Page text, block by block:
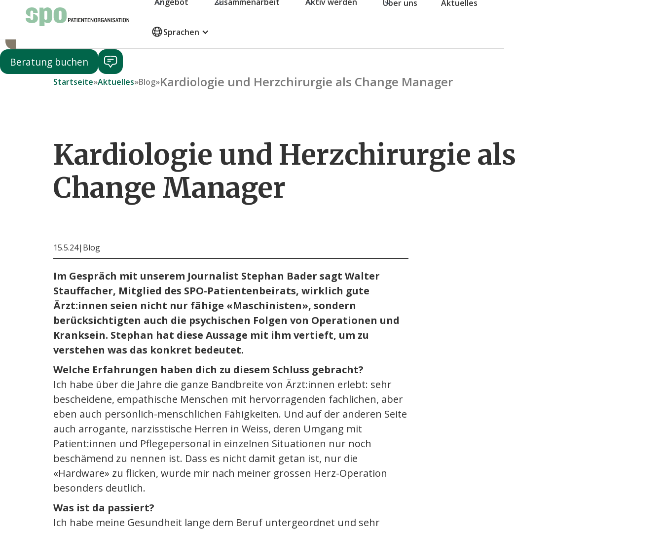
Über uns Aktuelles
Sprachen
Startseite»Aktuelles»Blog»Kardiologie und Herzchirurgie als Change Manager
Kardiologie und Herzchirurgie als
Change Manager
15.5.24| Blog
Im Gespräch mit unserem Journalist Stephan Bader sagt Walter
Stauffacher, Mitglied des SPO-Patientenbeirats, wirklich gute
Ärzt:innen seien nicht nur fähige «Maschinisten», sondern
berücksichtigten auch die psychischen Folgen von Operationen und
Kranksein. Stephan hat diese Aussage mit ihm vertieft, um zu
verstehen was das konkret bedeutet.
Welche Erfahrungen haben dich zu diesem Schluss gebracht?
Ich habe über die Jahre die ganze Bandbreite von Ärzt:innen erlebt: sehr
bescheidene, empathische Menschen mit hervorragenden fachlichen, aber
eben auch persönlich-menschlichen Fähigkeiten. Und auf der anderen Seite
auch arrogante, narzisstische Herren in Weiss, deren Umgang mit
Patient:innen und Pflegepersonal in einzelnen Situationen nur noch
beschämend zu nennen ist. Dass es nicht damit getan ist, nur die
«Hardware» zu flicken, wurde mir nach meiner grossen Herz-Operation
besonders deutlich.
Was ist da passiert?
Ich habe meine Gesundheit lange dem Beruf untergeordnet und sehr
Jetzt spenden
Mitglied werden
Beratung buchen